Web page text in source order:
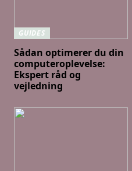
GUIDES
Sådan optimerer du din
computeroplevelse:
Ekspert råd og
vejledning